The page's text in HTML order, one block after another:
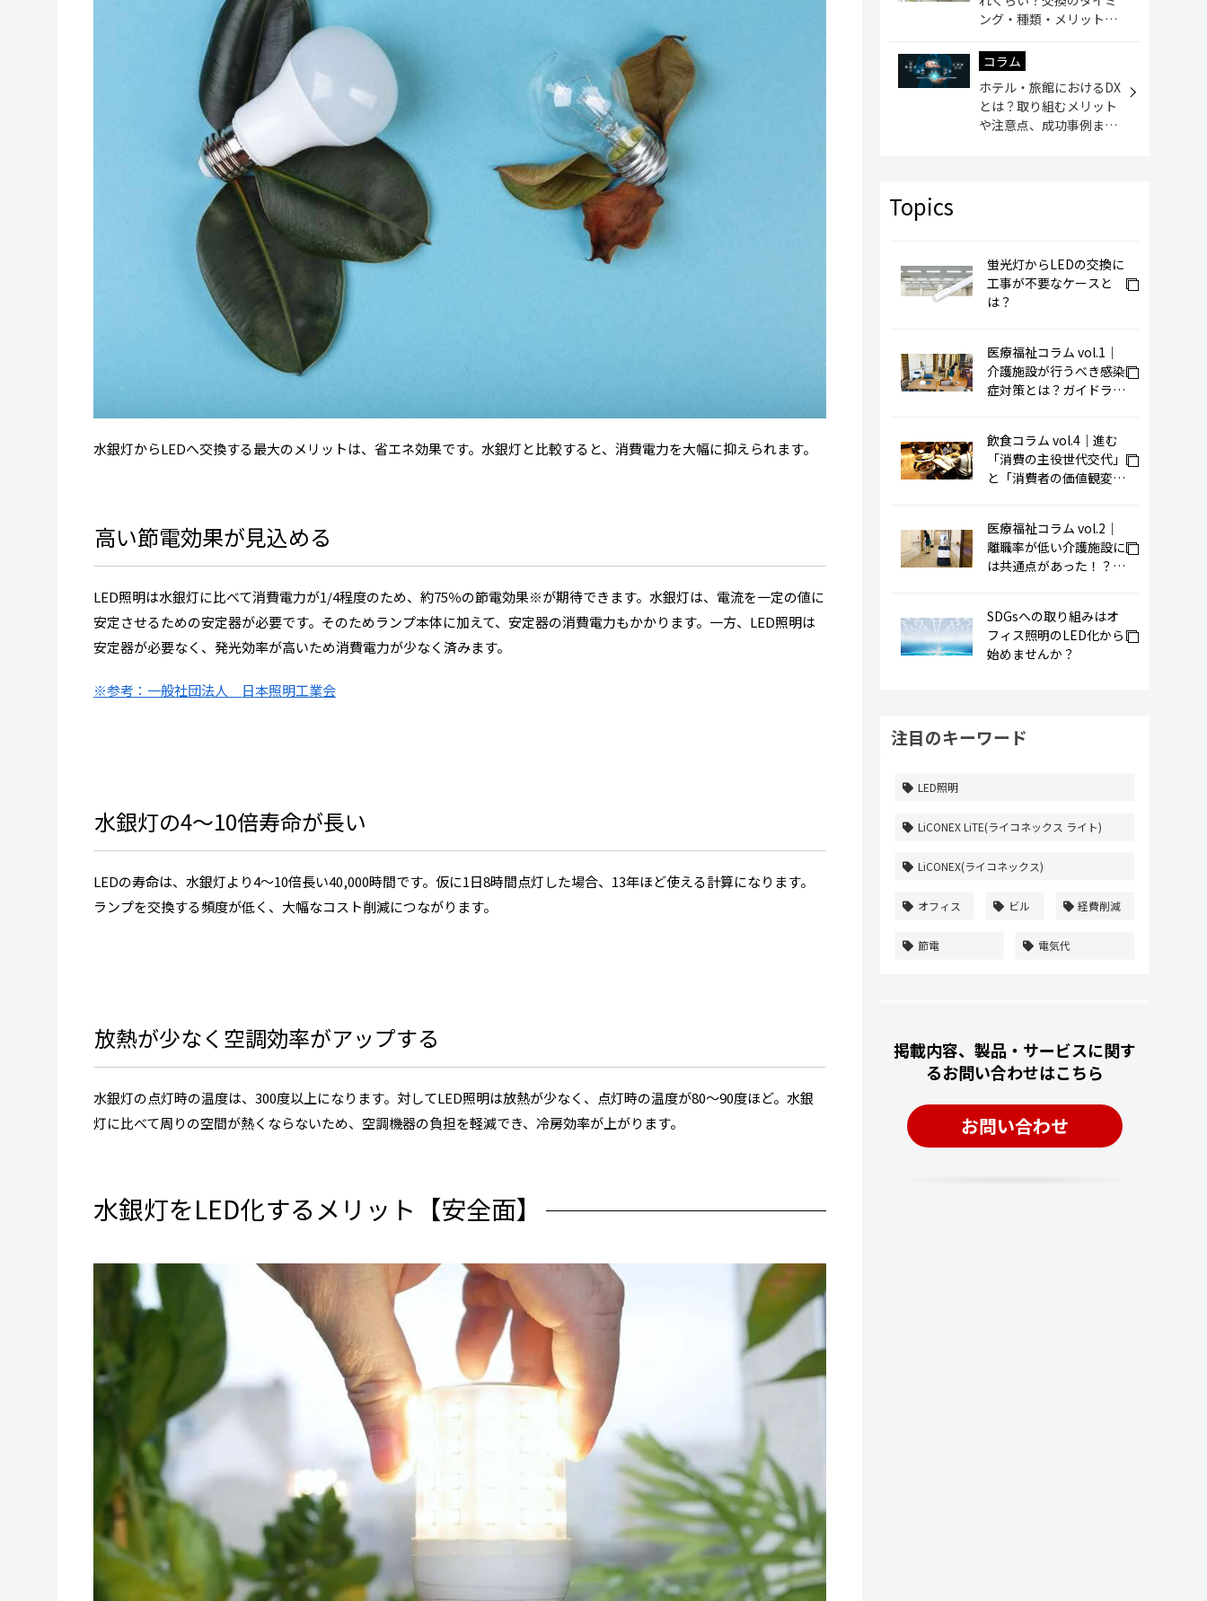
水銀灯からLEDへ交換する最大のメリットは、省エネ効果です。水銀灯と比較すると、消費電力を大幅に抑えられます。
高い節電効果が見込める
LED照明は水銀灯に比べて消費電力が1/4程度のため、約75％の節電効果※が期待できます。水銀灯は、電流を一定の値に
安定させるための安定器が必要です。そのためランプ本体に加えて、安定器の消費電力もかかります。一方、LED照明は
安定器が必要なく、発光効率が高いため消費電力が少なく済みます。
※参考：一般社団法人 日本照明工業会
水銀灯の4～10倍寿命が長い
LEDの寿命は、水銀灯より4～10倍長い40,000時間です。仮に1日8時間点灯した場合、13年ほど使える計算になります。
ランプを交換する頻度が低く、大幅なコスト削減につながります。
放熱が少なく空調効率がアップする
水銀灯の点灯時の温度は、300度以上になります。対してLED照明は放熱が少なく、点灯時の温度が80～90度ほど。水銀
灯に比べて周りの空間が熱くならないため、空調機器の負担を軽減でき、冷房効率が上がります。
水銀灯をLED化するメリット【安全面】
ング・種類・メリットや
コラム
ホテル・旅館におけるDX
とは？取り組むメリット
や注意点、成功事例まで
蛍光灯からLEDの交換に
工事が不要なケースと
は？
医療福祉コラム vol.1｜
介護施設が行うべき感染
症対策とは？ガイドライ
飲食コラム vol.4｜進む
「消費の主役世代交代」
と「消費者の価値観変
医療福祉コラム vol.2｜
離職率が低い介護施設に
は共通点があった！？働
SDGsへの取り組みはオ
フィス照明のLED化から
始めませんか？
注目のキーワード
LED照明
LiCONEX LiTE(ライコネックス ライト)
LiCONEX(ライコネックス)
オフィス ビル 経費削減
節電 電気代
掲載内容、製品・サービスに関す
るお問い合わせはこちら
お問い合わせ